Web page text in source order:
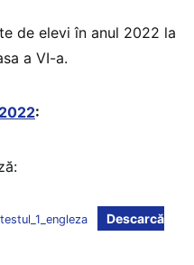
de elevi în anul 2022 la
a VI-a.
:
Descarcă